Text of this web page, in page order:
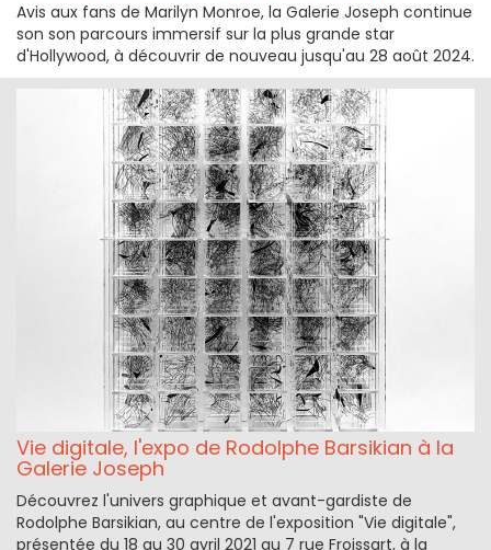
Avis aux fans de Marilyn Monroe, la Galerie Joseph continue
son son parcours immersif sur la plus grande star
d'Hollywood, à découvrir de nouveau jusqu'au 28 août 2024.
Vie digitale, l'expo de Rodolphe Barsikian à la
Galerie Joseph
Découvrez l'univers graphique et avant-gardiste de
Rodolphe Barsikian, au centre de l'exposition "Vie digitale",
présentée du 18 au 30 avril 2021 au 7 rue Froissart, à la